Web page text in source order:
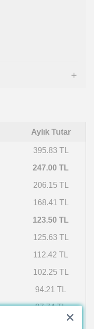
Aylık Tutar
395.83 TL
247.00 TL
206.15 TL
168.41 TL
123.50 TL
125.63 TL
112.42 TL
102.25 TL
94.21 TL
87.74 TL